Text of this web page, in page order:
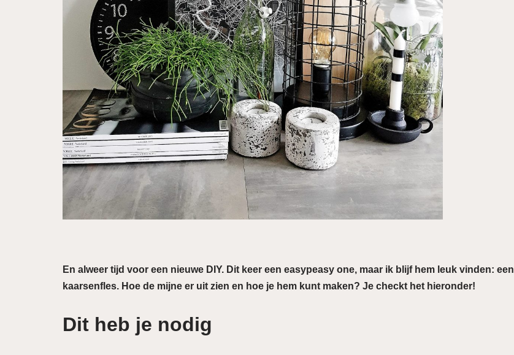
En alweer tijd voor een nieuwe DIY. Dit keer een easypeasy one, maar ik blijf hem leuk vinden: een
kaarsenfles. Hoe de mijne er uit zien en hoe je hem kunt maken? Je checkt het hieronder!
Dit heb je nodig